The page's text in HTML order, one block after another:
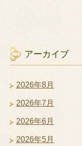
アーカイブ
2026年8月
2026年7月
2026年6月
2026年5月